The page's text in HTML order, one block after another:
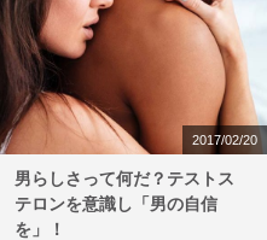
2017/02/20
男らしさって何だ？テストス
テロンを意識し「男の自信
を」！